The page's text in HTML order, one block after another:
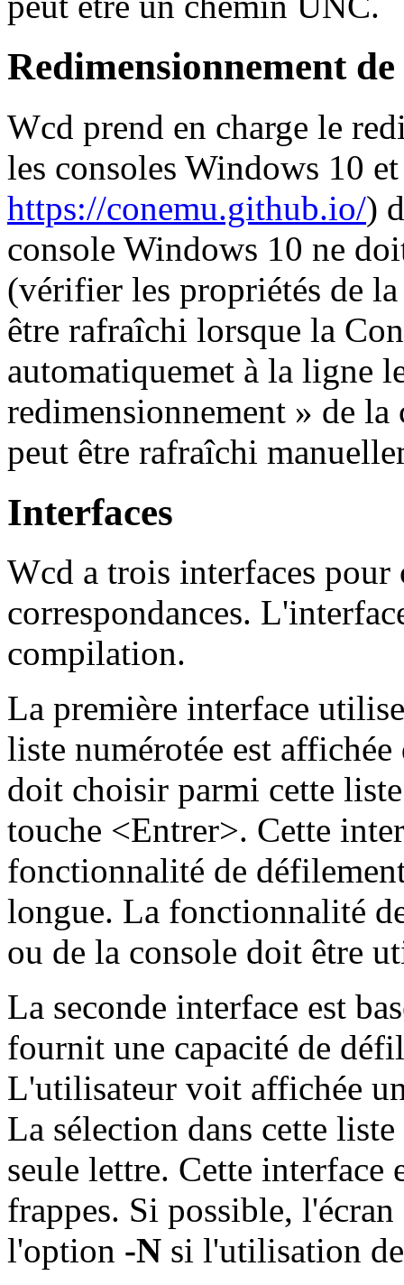
Redimensionnement
Wcd prend en charge le
les consoles Windows 10
https://conemu.github.io/)
console Windows 10 ne
(vérifier les propriétés de
être rafraîchi lorsque la
automatiquemet à la ligne
redimensionnement » de la
peut être rafraîchi
Interfaces
Wcd a trois interfaces
correspondances.
compilation.
La première interface
liste numérotée est
doit choisir parmi cette
touche <Entrer>. Cette
fonctionnalité de
longue. La fonctionnalité
ou de la console doit être
La seconde interface est
fournit une capacité de
L'utilisateur voit affichée
La sélection dans cette
seule lettre. Cette interface
frappes. Si possible,
l'option -N si l'utilisation